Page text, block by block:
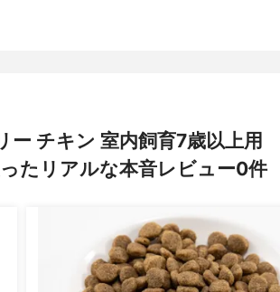
チキン 室内飼育7歳以上用
たリアルな本音レビュー0件